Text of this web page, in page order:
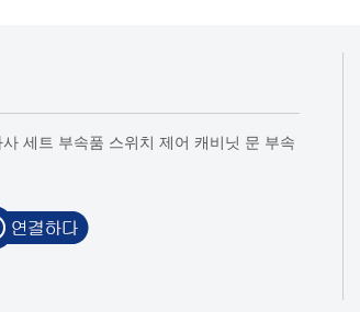
세트 부속품 스위치 제어 캐비닛 문 부속